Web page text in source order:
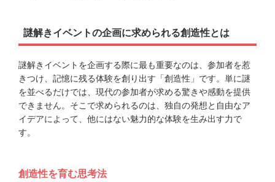
謎解きイベントの企画に求められる創造性とは
謎解きイベントを企画する際に最も重要なのは、参加者を惹
きつけ、記憶に残る体験を創り出す「創造性」です。単に謎
を並べるだけでは、現代の参加者が求める驚きや感動を提供
できません。そこで求められるのは、独自の発想と自由なア
イデアによって、他にはない魅力的な体験を生み出す力で
す。
創造性を育む思考法